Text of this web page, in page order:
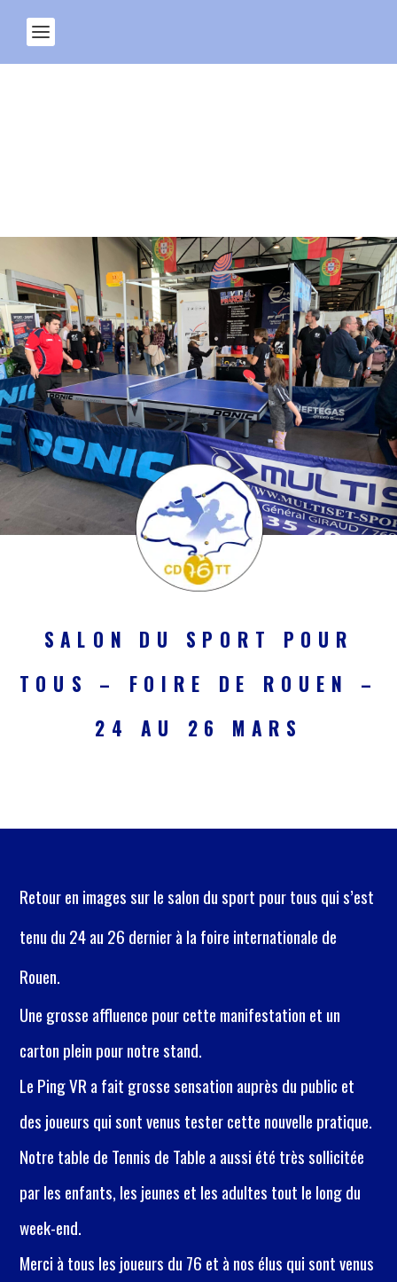
SALON DU SPORT POUR
TOUS – FOIRE DE ROUEN –
24 AU 26 MARS
Retour en images sur le salon du sport pour tous qui s’est
tenu du 24 au 26 dernier à la foire internationale de
Rouen.
Une grosse affluence pour cette manifestation et un
carton plein pour notre stand.
Le Ping VR a fait grosse sensation auprès du public et
des joueurs qui sont venus tester cette nouvelle pratique.
Notre table de Tennis de Table a aussi été très sollicitée
par les enfants, les jeunes et les adultes tout le long du
week-end.
Merci à tous les joueurs du 76 et à nos élus qui sont venus